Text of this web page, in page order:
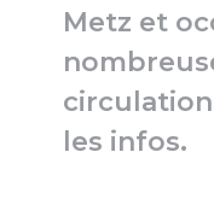
Metz et
les infos.